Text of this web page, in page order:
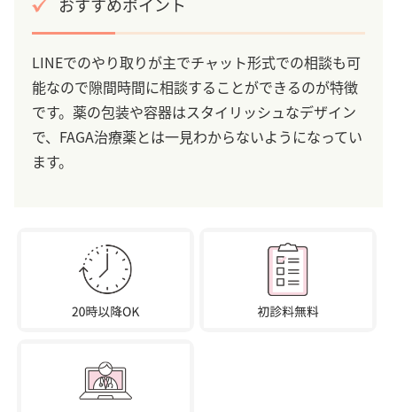
LINEでのやり取りが主でチャット形式での相談も可
能なので隙間時間に相談することができるのが特徴
です。薬の包装や容器はスタイリッシュなデザイン
で、FAGA治療薬とは一見わからないようになってい
ます。